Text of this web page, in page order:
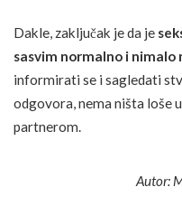
Dakle, zaključak je da je
sasvim normalno i nimalo
informirati se i sagledati
odgovora, nema ništa loše
partnerom.
Autor: